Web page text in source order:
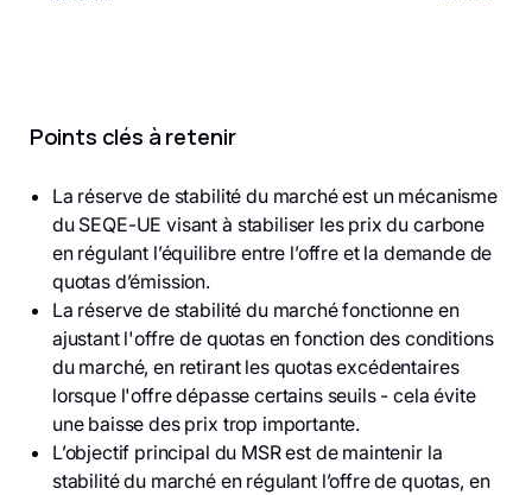
Points clés à retenir
La réserve de stabilité du marché est un mécanisme
du SEQE-UE visant à stabiliser les prix du carbone
en régulant l’équilibre entre l’offre et la demande de
quotas d’émission.
La réserve de stabilité du marché fonctionne en
ajustant l'offre de quotas en fonction des conditions
du marché, en retirant les quotas excédentaires
lorsque l'offre dépasse certains seuils - cela évite
une baisse des prix trop importante.
L’objectif principal du MSR est de maintenir la
stabilité du marché en régulant l’offre de quotas, en